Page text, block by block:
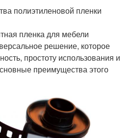
полиэтиленовой пленки
пленка для мебели
решение, которое
простоту использования и
преимущества этого